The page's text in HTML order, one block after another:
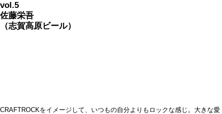
vol.5
佐藤栄吾
（志賀高原ビール）
CRAFTROCKをイメージして、いつもの自分よりもロックな感じ。大きな愛